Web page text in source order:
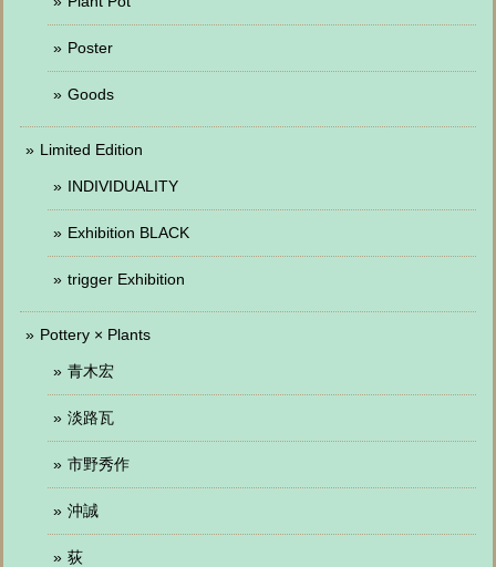
Poster
Goods
Limited Edition
INDIVIDUALITY
Exhibition BLACK
trigger Exhibition
Pottery × Plants
青木宏
淡路瓦
市野秀作
沖誠
荻